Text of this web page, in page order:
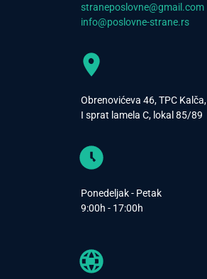
straneposlovne@gmail.com
info@poslovne-strane.rs
Obrenovićeva 46, TPC Kalča,
I sprat lamela C, lokal 85/89
Ponedeljak - Petak
9:00h - 17:00h